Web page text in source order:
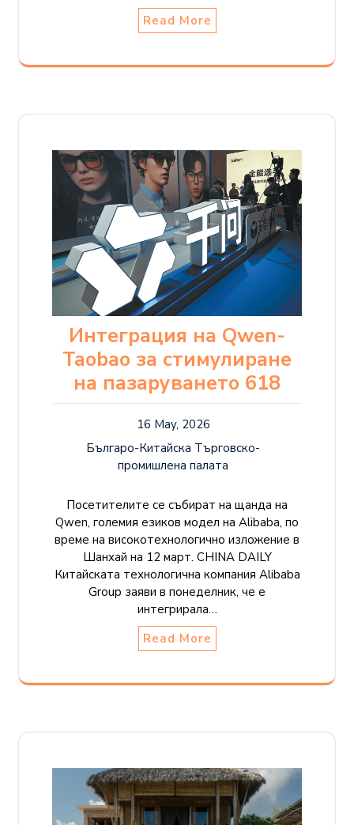
Read More
Интеграция на Qwen-
Taobao за стимулиране
на пазаруването 618
16 May, 2026
Българо-Китайска Търговско-
промишлена палaта
Посетителите се събират на щанда на
Qwen, големия езиков модел на Alibaba, по
време на високотехнологично изложение в
Шанхай на 12 март. CHINA DAILY
Китайската технологична компания Alibaba
Group заяви в понеделник, че е
интегрирала…
Read More